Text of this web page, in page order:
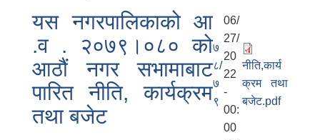
यस नगरपालिकाको आ‍
.व . २०७९।०८० को
आठौं नगर सभामाबाट
पारित नीति, कार्यक्रम
तथा बजेट
७
८/
७
९
06/
27/
20
22
-
00:
00
नीति,कार्य
क्रम तथा
बजेट.pdf